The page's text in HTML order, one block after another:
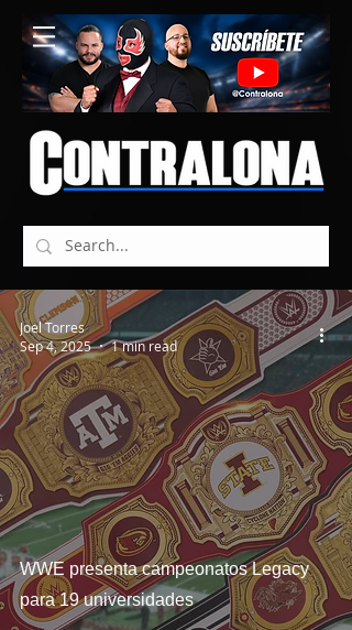
WWE presenta campeonatos Legacy
para 19 universidades
Joel Torres
Sep 4, 2025
1 min read